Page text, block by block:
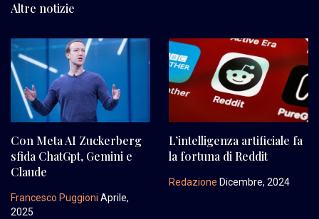
Altre notizie
Con Meta AI Zuckerberg
sfida ChatGpt, Gemini e
Claude
Francesco Puggioni Aprile,
2025
L’intelligenza artificiale fa
la fortuna di Reddit
Redazione Dicembre, 2024